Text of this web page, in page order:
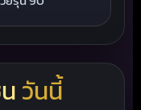
วันนี้